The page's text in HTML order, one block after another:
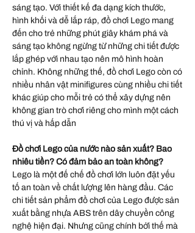
sáng tạo. Với thiết kế đa dạng kích thước,
hình khối và dễ lắp ráp, đồ chơi Lego mang
đến cho trẻ những phút giây khám phá và
sáng tạo không ngừng từ những chi tiết được
lắp ghép với nhau tạo nên mô hình hoàn
chỉnh. Không những thế, đồ chơi Lego còn có
nhiều nhân vật minifigures cùng nhiều chi tiết
khác giúp cho mỗi trẻ có thể xây dựng nên
không gian trò chơi riêng cho mình một cách
thú vị và hấp dẫn
Đồ chơi Lego của nước nào sản xuất? Bao
nhiêu tiền? Có đảm bảo an toàn không?
Lego là một đế chế đồ chơi lớn luôn đặt yếu
tố an toàn về chất lượng lên hàng đầu. Các
chi tiết sản phẩm đồ chơi của Lego được sản
xuất bằng nhựa ABS trên dây chuyền công
nghệ hiện đại. Nhưng cũng chính bởi thế mà